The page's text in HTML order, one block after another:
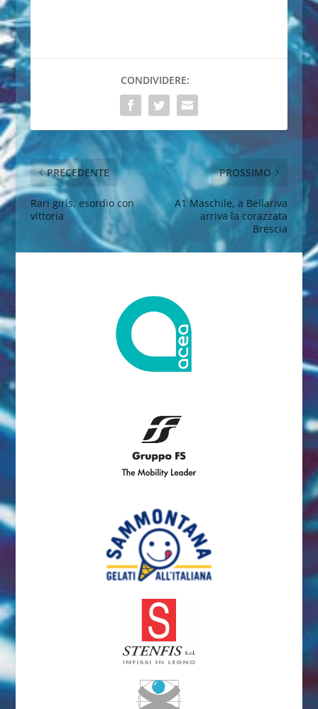
CONDIVIDERE:
PRECEDENTE
Rari girls, esordio con
vittoria
PROSSIMO
A1 Maschile, a Bellariva
arriva la corazzata
Brescia